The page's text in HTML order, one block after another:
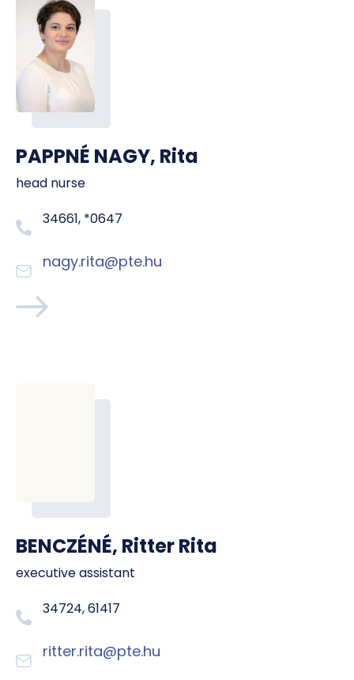
PAPPNÉ NAGY, Rita
head nurse
34661, *0647
nagy.rita@pte.hu
BENCZÉNÉ, Ritter Rita
executive assistant
34724, 61417
ritter.rita@pte.hu